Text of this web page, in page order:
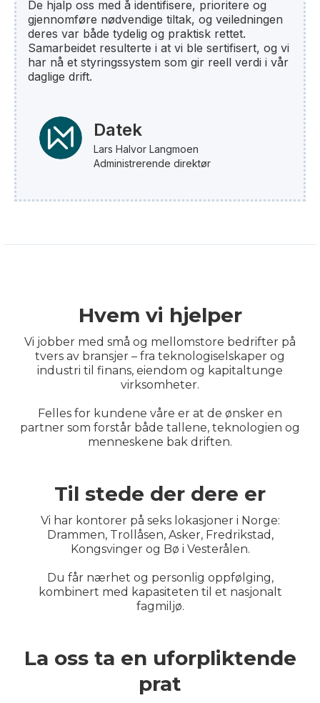
De hjalp oss med å identifisere, prioritere og
gjennomføre nødvendige tiltak, og veiledningen
deres var både tydelig og praktisk rettet.
Samarbeidet resulterte i at vi ble sertifisert, og vi
har nå et styringssystem som gir reell verdi i vår
daglige drift.
Datek
Lars Halvor Langmoen
Administrerende direktør
Hvem vi hjelper
Vi jobber med små og mellomstore bedrifter på
tvers av bransjer – fra teknologiselskaper og
industri til finans, eiendom og kapitaltunge
virksomheter.
Felles for kundene våre er at de ønsker en
partner som forstår både tallene, teknologien og
menneskene bak driften.
Til stede der dere er
Vi har kontorer på seks lokasjoner i Norge:
Drammen, Trollåsen, Asker, Fredrikstad,
Kongsvinger og Bø i Vesterålen.
Du får nærhet og personlig oppfølging,
kombinert med kapasiteten til et nasjonalt
fagmiljø.
La oss ta en uforpliktende
prat